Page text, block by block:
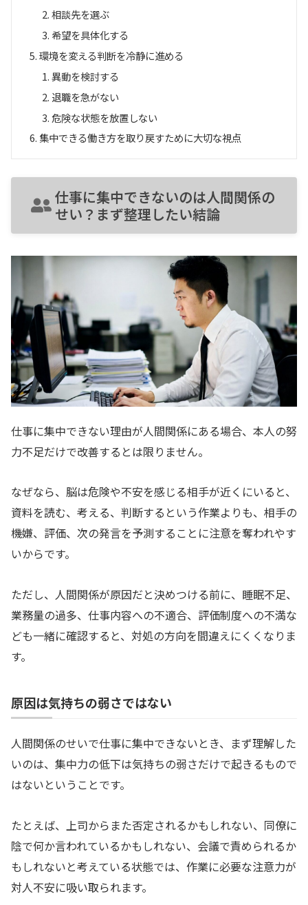
相談先を選ぶ
希望を具体化する
環境を変える判断を冷静に進める
異動を検討する
退職を急がない
危険な状態を放置しない
集中できる働き方を取り戻すために大切な視点
仕事に集中できないのは人間関係の
せい？まず整理したい結論
仕事に集中できない理由が人間関係にある場合、本人の努
力不足だけで改善するとは限りません。
なぜなら、脳は危険や不安を感じる相手が近くにいると、
資料を読む、考える、判断するという作業よりも、相手の
機嫌、評価、次の発言を予測することに注意を奪われやす
いからです。
ただし、人間関係が原因だと決めつける前に、睡眠不足、
業務量の過多、仕事内容への不適合、評価制度への不満な
ども一緒に確認すると、対処の方向を間違えにくくなりま
す。
原因は気持ちの弱さではない
人間関係のせいで仕事に集中できないとき、まず理解した
いのは、集中力の低下は気持ちの弱さだけで起きるもので
はないということです。
たとえば、上司からまた否定されるかもしれない、同僚に
陰で何か言われているかもしれない、会議で責められるか
もしれないと考えている状態では、作業に必要な注意力が
対人不安に吸い取られます。